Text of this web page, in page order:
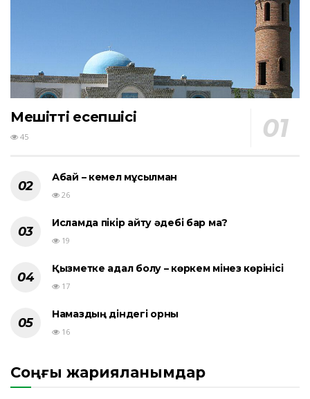
Мешіттің есепшісі
45
Абай – кемел мұсылман
26
Исламда пікір айту әдебі бар ма?
19
Қызметке адал болу – көркем мінез көрінісі
17
Намаздың діндегі орны
16
Соңғы жарияланымдар